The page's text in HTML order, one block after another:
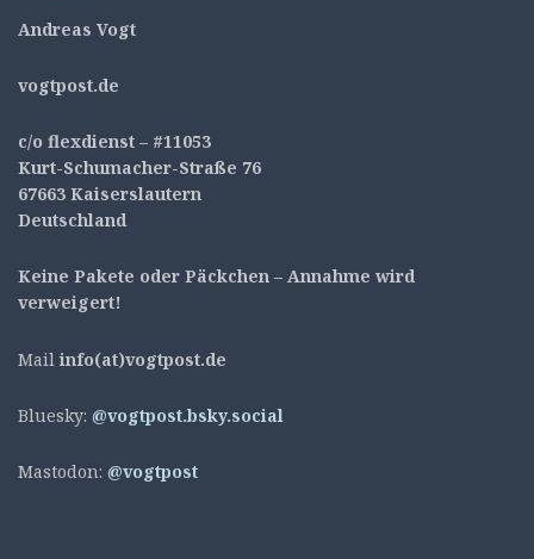
Andreas Vogt
vogtpost.de
c/o flexdienst – #11053
Kurt-Schumacher-Straße 76
67663 Kaiserslautern
Deutschland
Keine Pakete oder Päckchen – Annahme wird
verweigert!
Mail info(at)vogtpost.de
Bluesky: @vogtpost.bsky.social
Mastodon: @vogtpost